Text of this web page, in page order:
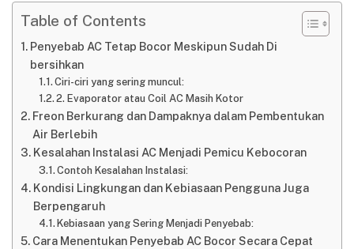
Table of Contents
Penyebab AC Tetap Bocor Meskipun Sudah Di
bersihkan
Ciri-ciri yang sering muncul:
2. Evaporator atau Coil AC Masih Kotor
Freon Berkurang dan Dampaknya dalam Pembentukan
Air Berlebih
Kesalahan Instalasi AC Menjadi Pemicu Kebocoran
Contoh Kesalahan Instalasi:
Kondisi Lingkungan dan Kebiasaan Pengguna Juga
Berpengaruh
Kebiasaan yang Sering Menjadi Penyebab:
Cara Menentukan Penyebab AC Bocor Secara Cepat